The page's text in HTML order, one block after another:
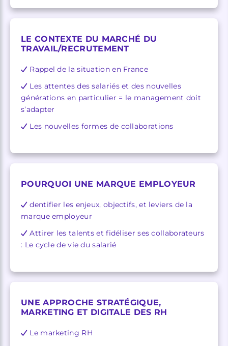
LE CONTEXTE DU MARCHÉ DU
TRAVAIL/RECRUTEMENT
Rappel de la situation en France
Les attentes des salariés et des nouvelles
générations en particulier = le management doit
s’adapter
Les nouvelles formes de collaborations
POURQUOI UNE MARQUE EMPLOYEUR
dentifier les enjeux, objectifs, et leviers de la
marque employeur
Attirer les talents et fidéliser ses collaborateurs
: Le cycle de vie du salarié
UNE APPROCHE STRATÉGIQUE,
MARKETING ET DIGITALE DES RH
Le marketing RH